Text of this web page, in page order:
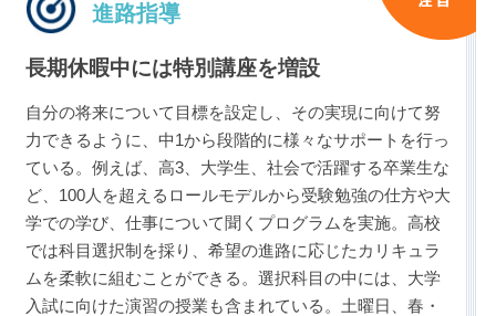
進路指導
長期休暇中には特別講座を増設
自分の将来について目標を設定し、その実現に向けて努
力できるように、中1から段階的に様々なサポートを行っ
ている。例えば、高3、大学生、社会で活躍する卒業生な
ど、100人を超えるロールモデルから受験勉強の仕方や大
学での学び、仕事について聞くプログラムを実施。高校
では科目選択制を採り、希望の進路に応じたカリキュラ
ムを柔軟に組むことができる。選択科目の中には、大学
入試に向けた演習の授業も含まれている。土曜日、春・